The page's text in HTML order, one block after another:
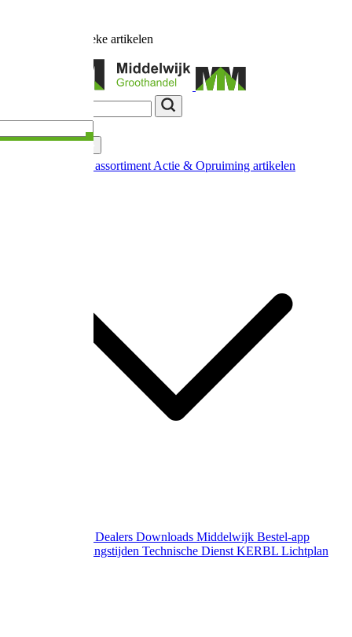
unieke artikelen
Nieuw in ons assortiment Actie & Opruiming artikelen
Dealers Downloads Middelwijk Bestel-app
Gewijzigde openingstijden Technische Dienst KERBL Lichtplan